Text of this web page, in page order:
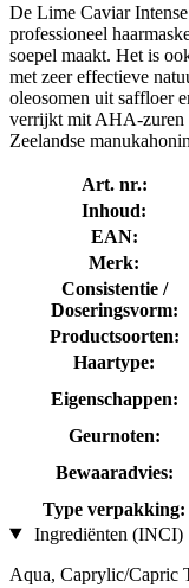
De Lime Caviar
professioneel
soepel maakt. Het is
met zeer effectieve
oleosomen uit saffloer
verrijkt mit AHA-zuren
Zeelandse
Art. nr.:
Inhoud:
EAN:
Merk:
Consistentie /
Doseringsvorm:
Productsoorten:
Haartype:
Eigenschappen:
Geurnoten:
Bewaaradvies:
Type verpakking:
Ingrediënten (INCI)
Aqua, Caprylic/Capric